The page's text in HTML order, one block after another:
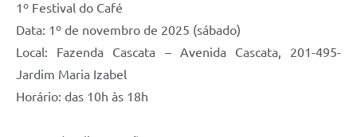
1º Festival do Café
Data: 1º de novembro de 2025 (sábado)
Local: Fazenda Cascata – Avenida Cascata, 201-495-
Jardim Maria Izabel
Horário: das 10h às 18h